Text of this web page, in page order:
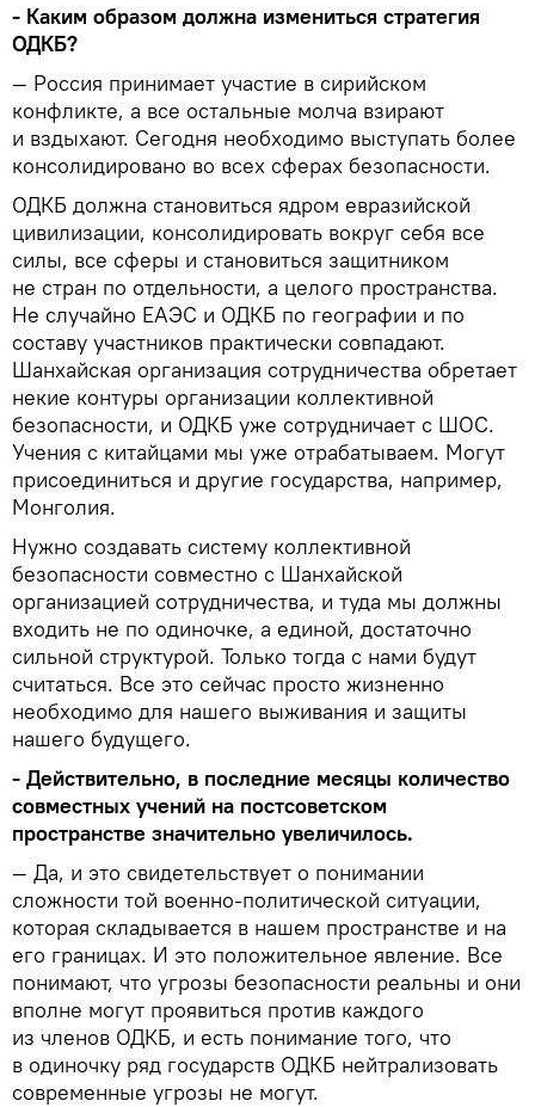
- Каким образом должна измениться стратегия
ОДКБ?
— Россия принимает участие в сирийском
конфликте, а все остальные молча взирают
и вздыхают. Сегодня необходимо выступать более
консолидировано во всех сферах безопасности.
ОДКБ должна становиться ядром евразийской
цивилизации, консолидировать вокруг себя все
силы, все сферы и становиться защитником
не стран по отдельности, а целого пространства.
Не случайно ЕАЭС и ОДКБ по географии и по
составу участников практически совпадают.
Шанхайская организация сотрудничества обретает
некие контуры организации коллективной
безопасности, и ОДКБ уже сотрудничает с ШОС.
Учения с китайцами мы уже отрабатываем. Могут
присоединиться и другие государства, например,
Монголия.
Нужно создавать систему коллективной
безопасности совместно с Шанхайской
организацией сотрудничества, и туда мы должны
входить не по одиночке, а единой, достаточно
сильной структурой. Только тогда с нами будут
считаться. Все это сейчас просто жизненно
необходимо для нашего выживания и защиты
нашего будущего.
- Действительно, в последние месяцы количество
совместных учений на постсоветском
пространстве значительно увеличилось.
— Да, и это свидетельствует о понимании
сложности той военно-политической ситуации,
которая складывается в нашем пространстве и на
его границах. И это положительное явление. Все
понимают, что угрозы безопасности реальны и они
вполне могут проявиться против каждого
из членов ОДКБ, и есть понимание того, что
в одиночку ряд государств ОДКБ нейтрализовать
современные угрозы не могут.